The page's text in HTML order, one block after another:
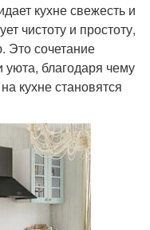
кухне свежесть и
чистоту и простоту,
Это сочетание
уюта, благодаря чему
кухне становятся